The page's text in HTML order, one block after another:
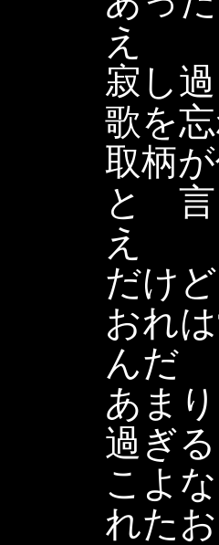
え
寂し
歌を
取柄
と 言
え
だけど
おれ
んだ
あま
過ぎ
こよ
れた